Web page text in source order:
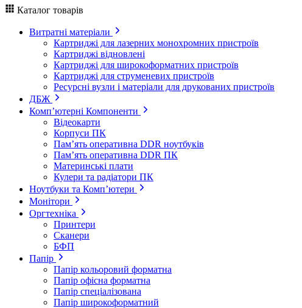
Каталог товарів
Витратні матеріали
Картриджі для лазерних монохромних пристроїв
Картриджі відновлені
Картриджі для широкоформатних пристроїв
Картриджі для струменевих пристроїв
Ресурсні вузли і матеріали для друкованих пристроїв
ДБЖ
Комп’ютерні Компоненти
Відеокарти
Корпуси ПК
Пам’ять оперативна DDR ноутбуків
Пам’ять оперативна DDR ПК
Материнські плати
Кулери та радіатори ПК
Ноутбуки та Комп’ютери
Монітори
Оргтехніка
Принтери
Сканери
БФП
Папір
Папір кольоровий форматна
Папір офісна форматна
Папір спеціалізована
Папір широкоформатний